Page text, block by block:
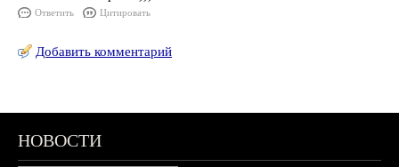
Ответить Цитировать
Добавить комментарий
НОВОСТИ